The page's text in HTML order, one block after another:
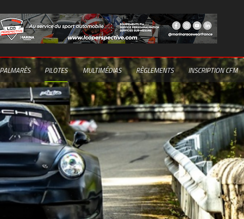
PALMARÈS PILOTES MULTIMÉDIAS RÈGLEMENTS INSCRIPTION CFM